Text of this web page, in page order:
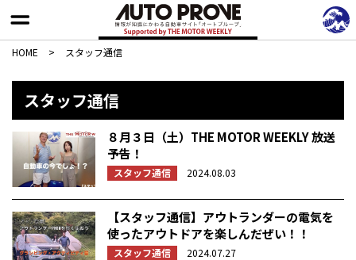
HOME > スタッフ通信
スタッフ通信
８月３日（土）THE MOTOR WEEKLY 放送
予告！
スタッフ通信 2024.08.03
【スタッフ通信】アウトランダーの電気を
使ったアウトドアを楽しんだぜい！！
スタッフ通信 2024.07.27